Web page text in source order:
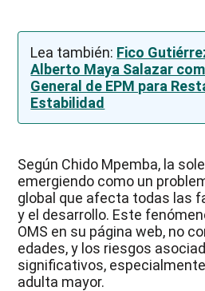
Lea también: Fico
Alberto Maya Salazar
General de EPM para
Estabilidad
Según Chido Mpemba, la
emergiendo como un
global que afecta todas las
y el desarrollo. Este
OMS en su página web, no
edades, y los riesgos
significativos,
adulta mayor.